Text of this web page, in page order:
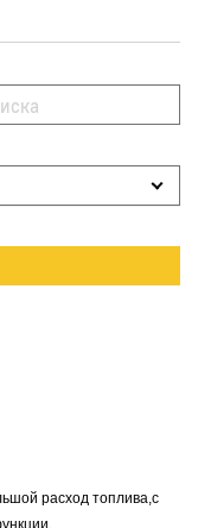
расход топлива,с